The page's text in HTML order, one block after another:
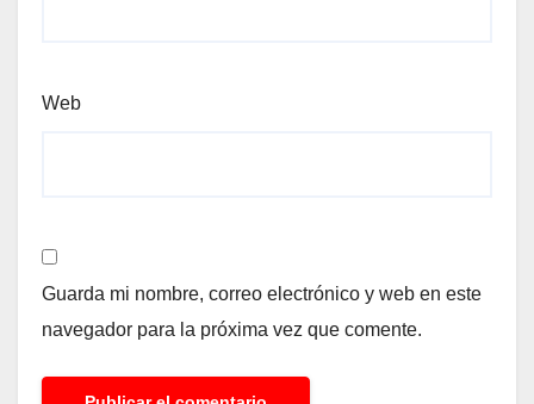
Web
Guarda mi nombre, correo electrónico y web en este
navegador para la próxima vez que comente.